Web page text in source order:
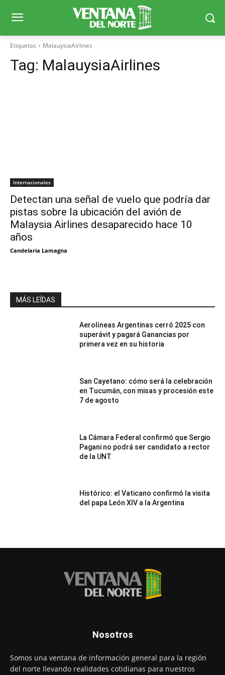
Etiquetas MalauysiaAirlines
Tag: MalauysiaAirlines
Internacionales
Detectan una señal de vuelo que podría dar
pistas sobre la ubicación del avión de
Malaysia Airlines desaparecido hace 10
años
Candelaria Lamagna
MÁS LEÍDAS
Aerolíneas Argentinas cerró 2025 con
superávit y pagará Ganancias por
primera vez en su historia
San Cayetano: cómo será la celebración
en Tucumán, con misas y procesión este
7 de agosto
La Cámara Federal confirmó que Sergio
Pagani no podrá ser candidato a rector
de la UNT
Histórico: el Vaticano confirmó la visita
del papa León XIV a la Argentina
Nosotros
Somos una ventana de información general para la región
del norte llevando realidades cotidianas para nuestros